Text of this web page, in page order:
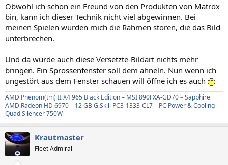
Obwohl ich schon ein Freund von den Produkten von Matrox
bin, kann ich dieser Technik nicht viel abgewinnen. Bei
meinen Spielen würden mich die Rahmen stören, die das Bild
unterbrechen.
Und da würde auch diese Versetzte-Bildart nichts mehr
bringen. Ein Sprossenfenster soll dem ähneln. Nun wenn ich
ungestört aus dem Fenster schauen will öffne ich es auch
AMD Phenom(tm) II X4 965 Black Edition – MSI 890FXA-GD70 – Sapphire
AMD Radeon HD 6970 – 12 GB G.Skill PC3-1333-CL7 – PC Power & Cooling
Quad Silencer 750W
Krautmaster
Fleet Admiral